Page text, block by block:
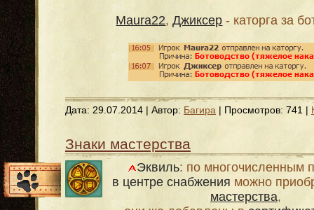
Maura22,Джиксер - каторга за
Дата: 29.07.2014 | Автор: Багира | Просмотров: 741 |
Знаки мастерства
Эквиль: по многочисленным
в центре снабжения можно
мастерства,